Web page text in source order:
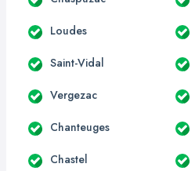
Loudes
Saint-Vidal
Vergezac
Chanteuges
Chastel